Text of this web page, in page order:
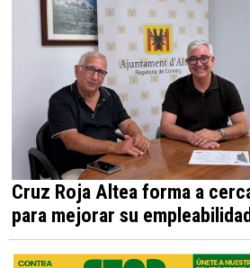
Cruz Roja Altea forma a
para mejorar su